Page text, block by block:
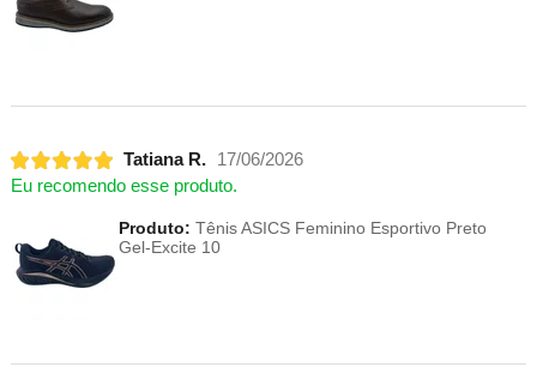
Tatiana R.
17/06/2026
Eu recomendo esse produto.
Produto: Tênis ASICS Feminino Esportivo Preto
Gel-Excite 10